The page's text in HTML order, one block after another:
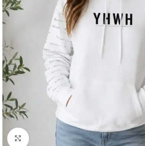
Cliquez pour agrandir